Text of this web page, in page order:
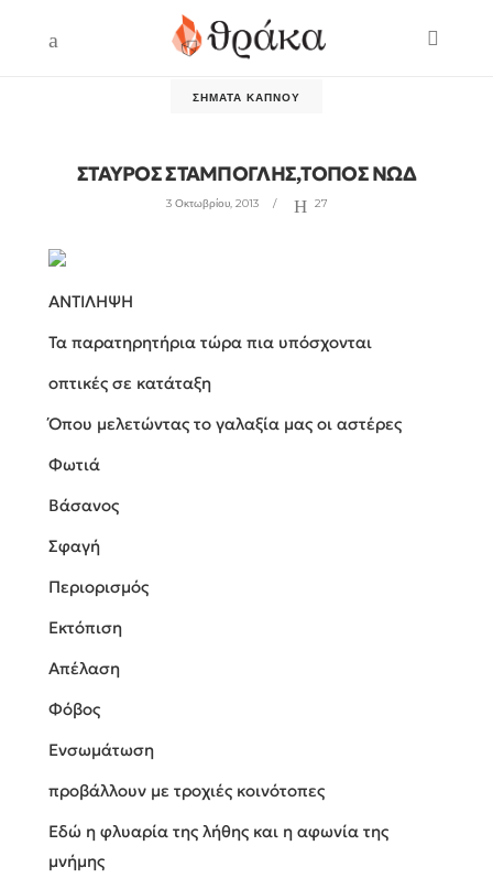
ΣΉΜΑΤΑ ΚΑΠΝΟΎ
ΣΤΑΥΡΟΣ ΣΤΑΜΠΟΓΛΗΣ,ΤΟΠΟΣ ΝΩΔ
3 Οκτωβρίου, 2013 27
ΑΝΤΙΛΗΨΗ
Τα παρατηρητήρια τώρα πια υπόσχονται
οπτικές σε κατάταξη
Όπου μελετώντας το γαλαξία μας οι αστέρες
Φωτιά
Βάσανος
Σφαγή
Περιορισμός
Εκτόπιση
Απέλαση
Φόβος
Ενσωμάτωση
προβάλλουν με τροχιές κοινότοπες
Εδώ η φλυαρία της λήθης και η αφωνία της
μνήμης